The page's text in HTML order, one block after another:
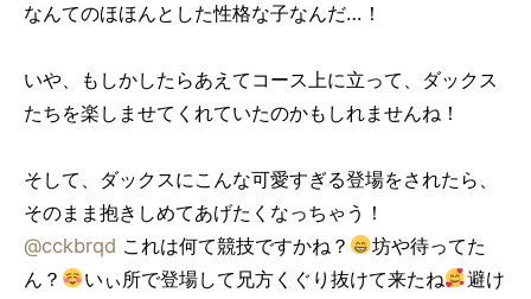
なんてのほほんとした性格な子なんだ…！
いや、もしかしたらあえてコース上に立って、ダックス
たちを楽しませてくれていたのかもしれませんね！
そして、ダックスにこんな可愛すぎる登場をされたら、
そのまま抱きしめてあげたくなっちゃう！
@cckbrqd これは何て競技ですかね？
坊や待ってた
ん？
いぃ所で登場して兄方くぐり抜けて来たね
避け